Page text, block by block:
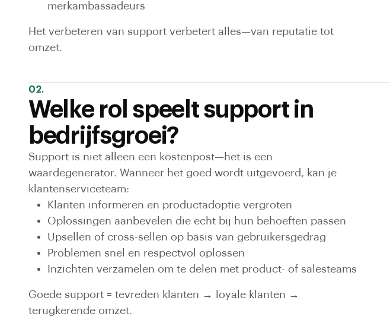
merkambassadeurs
Het verbeteren van support verbetert alles—van reputatie tot
omzet.
02.
Welke rol speelt support in
bedrijfsgroei?
Support is niet alleen een kostenpost—het is een
waardegenerator. Wanneer het goed wordt uitgevoerd, kan je
klantenserviceteam:
Klanten informeren en productadoptie vergroten
Oplossingen aanbevelen die echt bij hun behoeften passen
Upsellen of cross-sellen op basis van gebruikersgedrag
Problemen snel en respectvol oplossen
Inzichten verzamelen om te delen met product- of salesteams
Goede support = tevreden klanten → loyale klanten →
terugkerende omzet.